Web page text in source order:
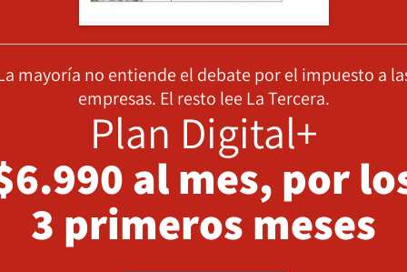
mayoría no entiende el debate por el impuesto a
empresas. El resto lee La Tercera.
Plan Digital+
al mes, por
3 primeros meses